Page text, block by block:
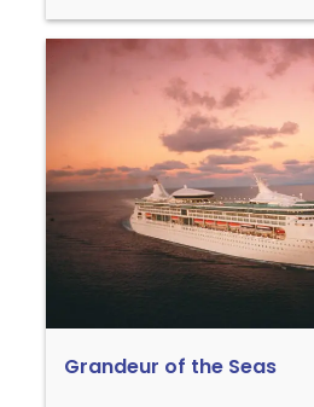
Grandeur of the Seas